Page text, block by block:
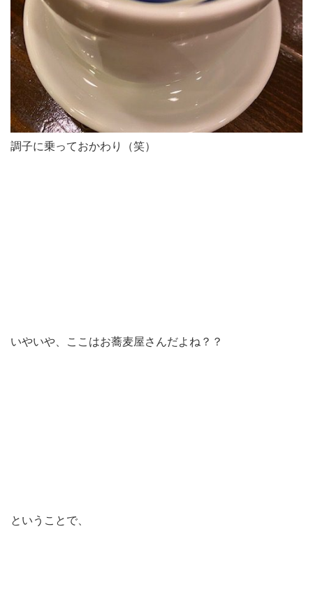
調子に乗っておかわり（笑）
いやいや、ここはお蕎麦屋さんだよね？？
ということで、